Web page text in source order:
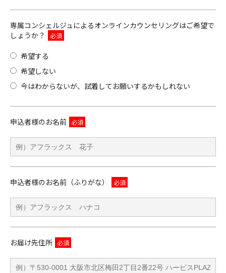
専属コンシェルジュによるオンラインカウンセリングはご希望で
しょうか？
希望する
希望しない
今はわからないが、試着してお願いするかもしれない
申込者様のお名前
申込者様のお名前（ふりがな）
お届け先住所